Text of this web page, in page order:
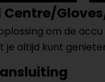
om de
altijd kunt